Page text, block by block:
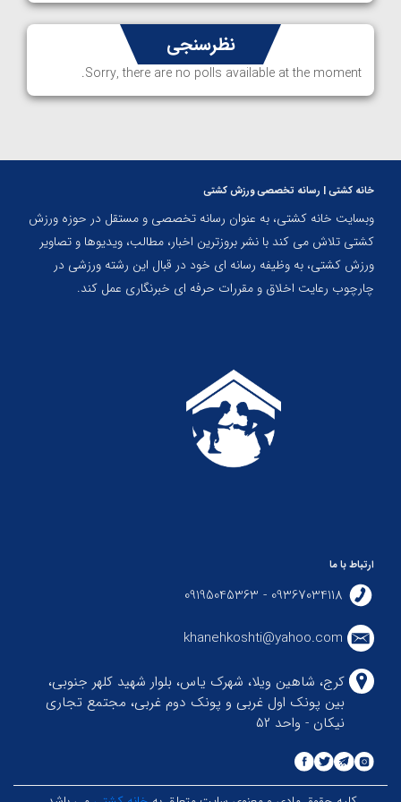
نظرسنجی
Sorry, there are no polls available at the moment.
خانه کشتی | رسانه تخصصی ورزش کشتی
وبسایت خانه کشتی، به عنوان رسانه تخصصی و مستقل در حوزه ورزش
کشتی تلاش می کند با نشر بروزترین اخبار، مطالب، ویدیوها و تصاویر
ورزش کشتی، به وظیفه رسانه ای خود در قبال این رشته ورزشی در
چارچوب رعایت اخلاق و مقررات حرفه ای خبرنگاری عمل کند.
ارتباط با ما
09367034118 - 09195045363
khanehkoshti@yahoo.com
کرج، شاهین ویلا، شهرک یاس، بلوار شهید کلهر جنوبی،
بین پونک اول غربی و پونک دوم غربی، مجتمع تجاری
نیکان - واحد ۵۲